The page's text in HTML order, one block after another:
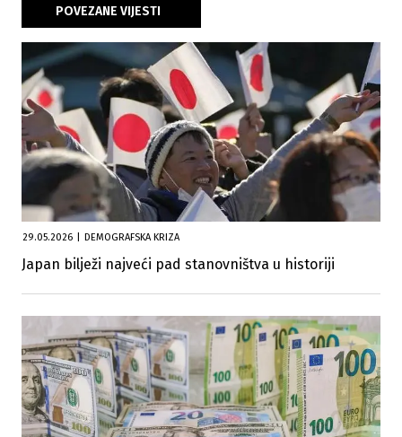
POVEZANE VIJESTI
29.05.2026 DEMOGRAFSKA KRIZA
Japan bilježi najveći pad stanovništva u historiji